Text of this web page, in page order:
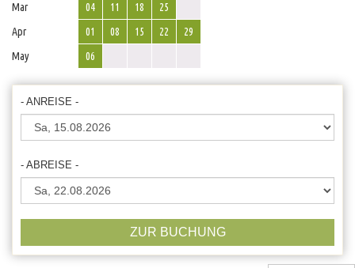
Mar
04 11 18
25
Apr
01 08 15 22
29
May
06
- ANREISE -
- ABREISE -
ZUR BUCHUNG